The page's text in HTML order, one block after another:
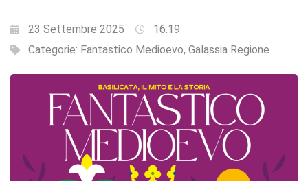
23 Settembre 2025
16:19
Categorie: Fantastico Medioevo, Galassia Regione